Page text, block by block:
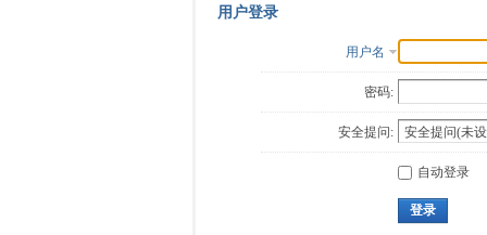
用户登录
用户名
密码:
安全提问:
自动登录
登录